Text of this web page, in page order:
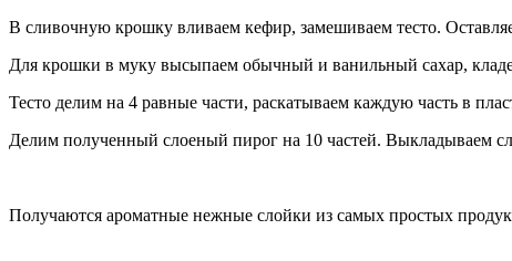
В сливочную крошку вливаем кефир, замешиваем тесто.
Для крошки в муку высыпаем обычный и ванильный сахар,
Тесто делим на 4 равные части, раскатываем каждую часть в
Делим полученный слоеный пирог на 10 частей. Выкладываем
Получаются ароматные нежные слойки из самых простых